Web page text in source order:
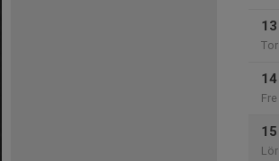
13
Tor
14
Fre
15
Lör